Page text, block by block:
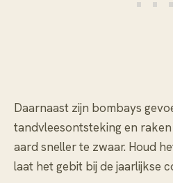
Daarnaast zijn bombays
tandvleesontsteking en
aard sneller te zwaar. Houd
laat het gebit bij de jaarlijkse